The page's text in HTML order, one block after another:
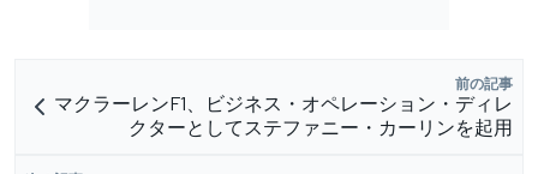
前の記事
マクラーレンF1、ビジネス・オペレーション・ディレ
クターとしてステファニー・カーリンを起用